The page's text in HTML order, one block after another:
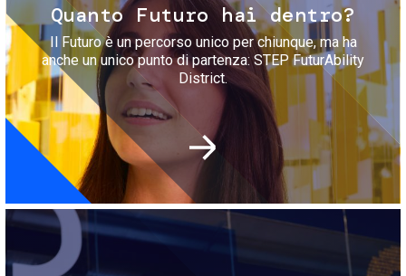
Quanto Futuro hai dentro?
Il Futuro è un percorso unico per chiunque, ma ha
anche un unico punto di partenza: STEP FuturAbility
District.
Immagine